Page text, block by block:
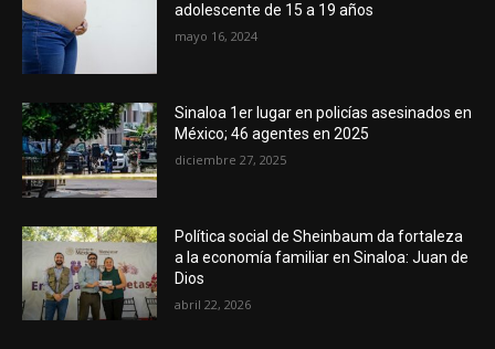
adolescente de 15 a 19 años
mayo 16, 2024
Sinaloa 1er lugar en policías asesinados en
México; 46 agentes en 2025
diciembre 27, 2025
Política social de Sheinbaum da fortaleza
a la economía familiar en Sinaloa: Juan de
Dios
abril 22, 2026